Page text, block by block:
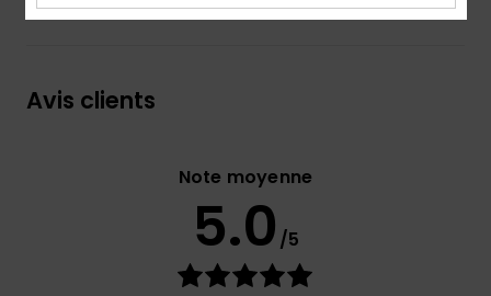
Livraison & Retours
Avis clients
Note moyenne
5.0 /5